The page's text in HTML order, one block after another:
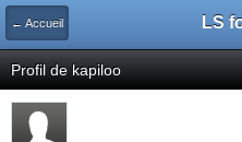
← Accueil LS
Profil de kapiloo